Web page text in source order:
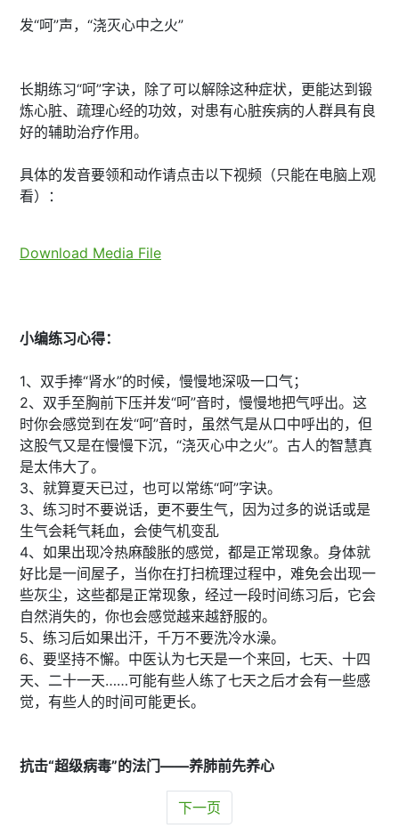
发“呵”声，“浇灭心中之火”
长期练习“呵”字诀，除了可以解除这种症状，更能达到锻
炼心脏、疏理心经的功效，对患有心脏疾病的人群具有良
好的辅助治疗作用。
具体的发音要领和动作请点击以下视频（只能在电脑上观
看）：
Download Media File
小编练习心得：
1、双手捧“肾水”的时候，慢慢地深吸一口气；
2、双手至胸前下压并发“呵”音时，慢慢地把气呼出。这
时你会感觉到在发“呵”音时，虽然气是从口中呼出的，但
这股气又是在慢慢下沉，“浇灭心中之火”。古人的智慧真
是太伟大了。
3、就算夏天已过，也可以常练“呵”字诀。
3、练习时不要说话，更不要生气，因为过多的说话或是
生气会耗气耗血，会使气机变乱
4、如果出现冷热麻酸胀的感觉，都是正常现象。身体就
好比是一间屋子，当你在打扫梳理过程中，难免会出现一
些灰尘，这些都是正常现象，经过一段时间练习后，它会
自然消失的，你也会感觉越来越舒服的。
5、练习后如果出汗，千万不要洗冷水澡。
6、要坚持不懈。中医认为七天是一个来回，七天、十四
天、二十一天……可能有些人练了七天之后才会有一些感
觉，有些人的时间可能更长。
抗击“超级病毒”的法门——养肺前先养心
下一页